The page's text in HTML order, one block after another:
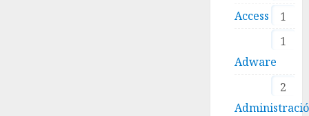
1
Access
1
Adware
2